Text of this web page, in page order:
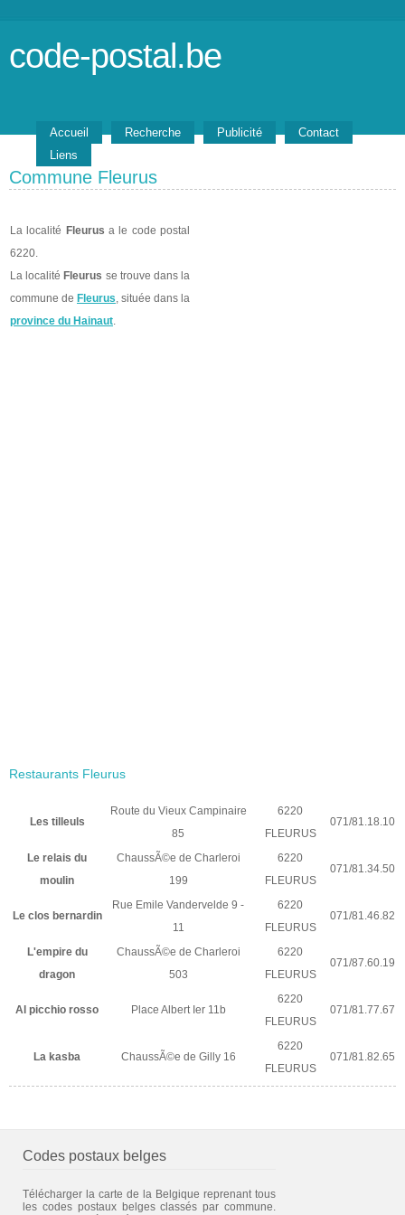
code-postal.be
Accueil Recherche Publicité
Contact
Liens
Commune Fleurus
La localité Fleurus a le code postal
6220.
La localité Fleurus se trouve dans la
commune de Fleurus, située dans la
province du Hainaut.
Restaurants Fleurus
Les tilleuls
Route du Vieux Campinaire
85
6220
FLEURUS
071/81.18.10
Le relais du
moulin
ChaussÃ©e de Charleroi
199
6220
FLEURUS
071/81.34.50
Le clos bernardin
Rue Emile Vandervelde 9 -
11
6220
FLEURUS
071/81.46.82
L'empire du
dragon
ChaussÃ©e de Charleroi
503
6220
FLEURUS
071/87.60.19
Al picchio rosso Place Albert Ier 11b
6220
FLEURUS
071/81.77.67
La kasba ChaussÃ©e de Gilly 16
6220
FLEURUS
071/81.82.65
Codes postaux belges
Télécharger la carte de la Belgique reprenant tous
les codes postaux belges classés par commune.